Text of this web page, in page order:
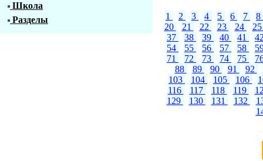
Школа
Разделы
1 2 3 4 5 6 7
8
20
21 22 23 24
37
38 39 40 41
54
55 56 57 58
71
72 73 74 75
88
89 90 91 92
103
104 105 106
116
117 118 119
129
130 131 132